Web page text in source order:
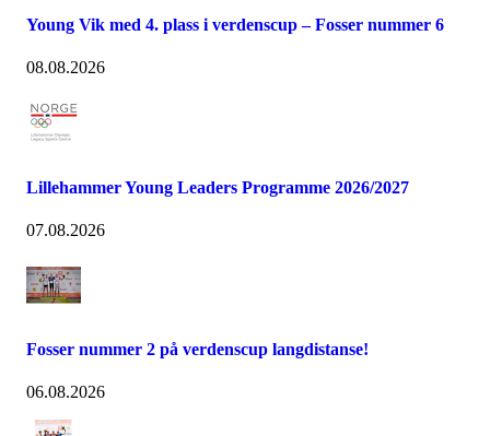
Young Vik med 4. plass i verdenscup – Fosser nummer 6
08.08.2026
Lillehammer Young Leaders Programme 2026/2027
07.08.2026
Fosser nummer 2 på verdenscup langdistanse!
06.08.2026